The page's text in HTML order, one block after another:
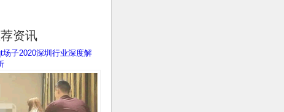
资讯
场子2020深圳行业深度解